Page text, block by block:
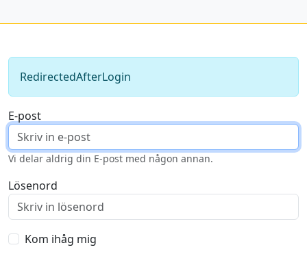
RedirectedAfterLogin
E-post
Vi delar aldrig din E-post med någon annan.
Lösenord
Kom ihåg mig